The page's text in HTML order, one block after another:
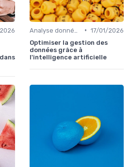
• 17/01/2026
Optimiser la gestion des
données grâce à
l'intelligence artificielle